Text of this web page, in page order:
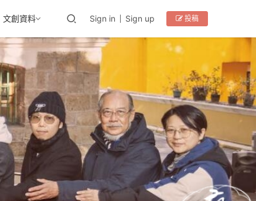
文創資料 Sign in Sign up 投稿